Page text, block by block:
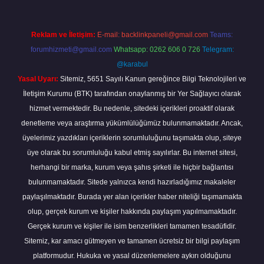
Reklam ve İletişim: E-mail: backlinkpaneli@gmail.com Teams:
forumhizmeti@gmail.com Whatsapp: 0262 606 0 726 Telegram:
@karabul
Yasal Uyarı: Sitemiz, 5651 Sayılı Kanun gereğince Bilgi Teknolojileri ve
İletişim Kurumu (BTK) tarafından onaylanmış bir Yer Sağlayıcı olarak
hizmet vermektedir. Bu nedenle, sitedeki içerikleri proaktif olarak
denetleme veya araştırma yükümlülüğümüz bulunmamaktadır. Ancak,
üyelerimiz yazdıkları içeriklerin sorumluluğunu taşımakta olup, siteye
üye olarak bu sorumluluğu kabul etmiş sayılırlar. Bu internet sitesi,
herhangi bir marka, kurum veya şahıs şirketi ile hiçbir bağlantısı
bulunmamaktadır. Sitede yalnızca kendi hazırladığımız makaleler
paylaşılmaktadır. Burada yer alan içerikler haber niteliği taşımamakta
olup, gerçek kurum ve kişiler hakkında paylaşım yapılmamaktadır.
Gerçek kurum ve kişiler ile isim benzerlikleri tamamen tesadüfidir.
Sitemiz, kar amacı gütmeyen ve tamamen ücretsiz bir bilgi paylaşım
platformudur. Hukuka ve yasal düzenlemelere aykırı olduğunu